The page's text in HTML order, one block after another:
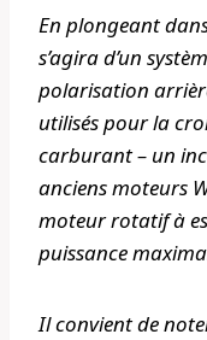
En plongeant
s’agira d’un
polarisation
utilisés pour la
carburant – un
anciens moteurs
moteur rotatif à
puissance
Il convient de